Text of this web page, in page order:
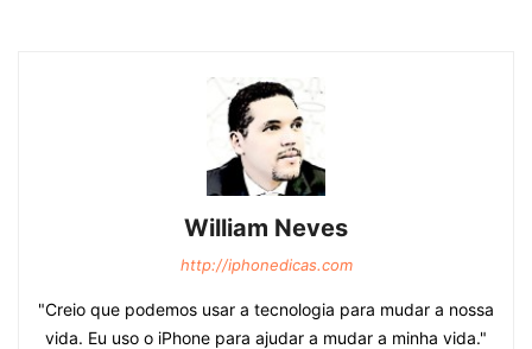
William Neves
http://iphonedicas.com
"Creio que podemos usar a tecnologia para mudar a nossa
vida. Eu uso o iPhone para ajudar a mudar a minha vida."